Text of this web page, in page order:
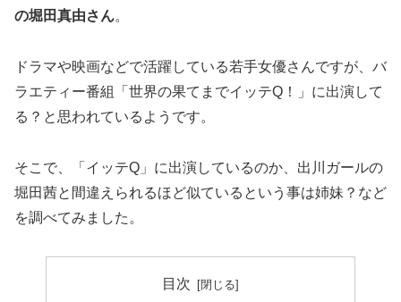
の堀田真由さん。
ドラマや映画などで活躍している若手女優さんですが、バ
ラエティー番組「世界の果てまでイッテQ！」に出演して
る？と思われているようです。
そこで、「イッテQ」に出演しているのか、出川ガールの
堀田茜と間違えられるほど似ているという事は姉妹？など
を調べてみました。
目次